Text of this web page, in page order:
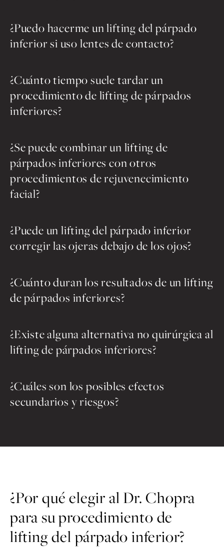
¿Puedo hacerme un lifting del párpado
inferior si uso lentes de contacto?
¿Cuánto tiempo suele tardar un
procedimiento de lifting de párpados
inferiores?
¿Se puede combinar un lifting de
párpados inferiores con otros
procedimientos de rejuvenecimiento
facial?
¿Puede un lifting del párpado inferior
corregir las ojeras debajo de los ojos?
¿Cuánto duran los resultados de un lifting
de párpados inferiores?
¿Existe alguna alternativa no quirúrgica al
lifting de párpados inferiores?
¿Cuáles son los posibles efectos
secundarios y riesgos?
¿Por qué elegir al Dr. Chopra
para su procedimiento de
lifting del párpado inferior?